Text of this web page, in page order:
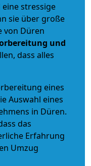
stressige
sie über große
von Düren
und
dass alles
eines
Auswahl eines
in Düren.
das
Erfahrung
Umzug